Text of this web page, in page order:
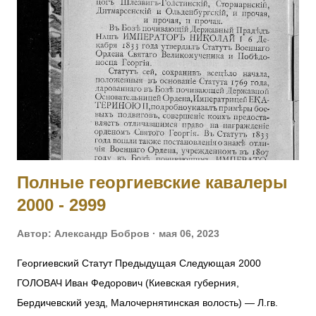
офицеров, командуя ротой, при отходе частей войск боевой
линии, восстановил порядок в роте, бросился с ней в атаку
и задержал наступавшего противника. Произведен в
прапорщики за боевые отличия приказом
Главнокомандующего армиями Юго-Западного фронта №
890 от 19.07.1915. [II-3310, IV-95236] 6004 - 6006 Фамилия
не установлена. 6007 ГОЛЕН Семен Викентьевич — 9
отдельная саперная рота, ст. унтер-офицер. За то, чт...
Полные георгиевские кавалеры
2000 - 2999
Автор: Александр Бобров мая 06, 2023
Георгиевский Статут Предыдущая Следующая 2000
ГОЛОВАЧ Иван Федорович (Киевская губерния,
Бердичевский уезд, Малочернятинская волость) — Л.гв.